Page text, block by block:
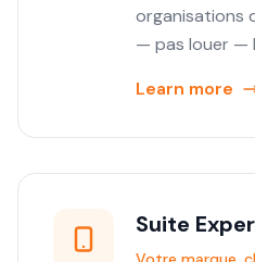
organisations
— pas louer —
Learn more
Suite